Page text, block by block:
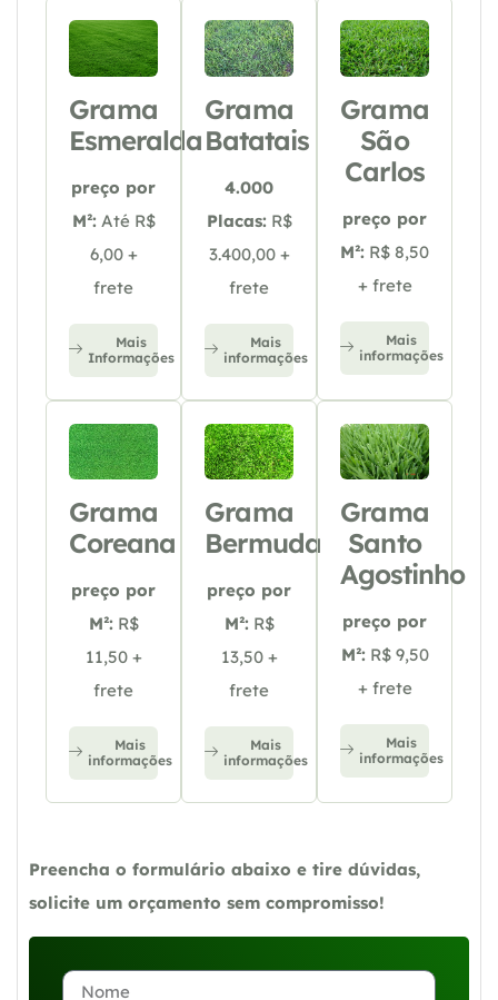
Grama
Esmeralda
preço por
M²: Até R$
6,00 +
frete
Mais
Informações
Grama
Batatais
4.000
Placas: R$
3.400,00 +
frete
Mais
informações
Grama
São
Carlos
preço por
M²: R$ 8,50
+ frete
Mais
informações
Grama
Coreana
preço por
M²: R$
11,50 +
frete
Mais
informações
Grama
Bermuda
preço por
M²: R$
13,50 +
frete
Mais
informações
Grama
Santo
Agostinho
preço por
M²: R$ 9,50
+ frete
Mais
informações
Preencha o formulário abaixo e tire dúvidas,
solicite um orçamento sem compromisso!